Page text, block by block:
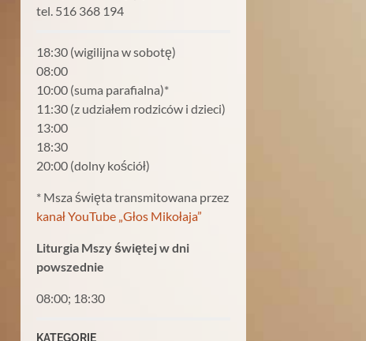
tel. 516 368 194
18:30 (wigilijna w sobotę)
08:00
10:00 (suma parafialna)*
11:30 (z udziałem rodziców i dzieci)
13:00
18:30
20:00 (dolny kościół)
* Msza święta transmitowana przez
kanał YouTube „Głos Mikołaja”
Liturgia Mszy świętej w dni
powszednie
08:00; 18:30
KATEGORIE